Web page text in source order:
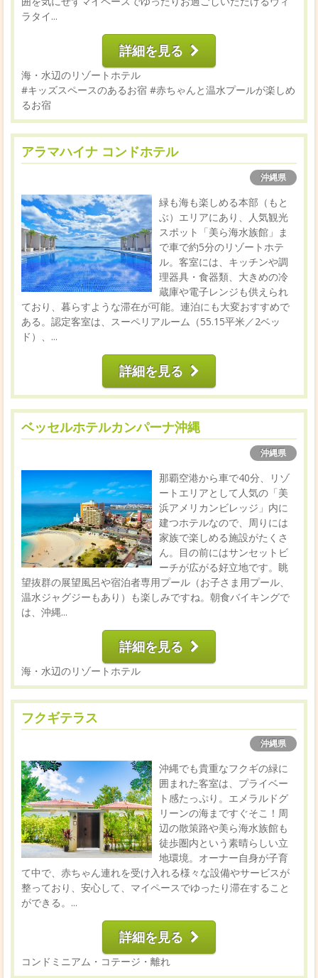
ラタイ...
詳細を見る
海・水辺のリゾートホテル
#キッズスペースのあるお宿 #赤ちゃんと温水プールが楽しめ
るお宿
アラマハイナ コンドホテル
沖縄県
緑も海も楽しめる本部（もと
ぶ）エリアにあり、人気観光
スポット「美ら海水族館」ま
で車で約5分のリゾートホテ
ル。客室には、キッチンや調
理器具・食器類、大きめの冷
蔵庫や電子レンジも供えられ
ており、暮らすような滞在が可能。連泊にも大変おすすめで
ある。認定客室は、スーペリアルーム（55.15平米／2ベッ
ド）、...
詳細を見る
ベッセルホテルカンパーナ沖縄
沖縄県
那覇空港から車で40分、リゾ
ートエリアとして人気の「美
浜アメリカンビレッジ」内に
建つホテルなので、周りには
家族で楽しめる施設がたくさ
ん。目の前にはサンセットビ
ーチが広がる好立地です。眺
望抜群の展望風呂や宿泊者専用プール（お子さま用プール、
温水ジャグジーもあり）も楽しみですね。朝食バイキングで
は、沖縄...
詳細を見る
海・水辺のリゾートホテル
フクギテラス
沖縄県
沖縄でも貴重なフクギの緑に
囲まれた客室は、プライベー
ト感たっぷり。エメラルドグ
リーンの海まですぐそこ！周
辺の散策路や美ら海水族館も
徒歩圏内という素晴らしい立
地環境。オーナー自身が子育
て中で、赤ちゃん連れを受け入れる様々な設備やサービスが
整っており、安心して、マイペースでゆったり滞在すること
ができる。...
詳細を見る
コンドミニアム・コテージ・離れ